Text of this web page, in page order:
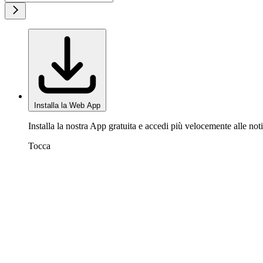
Installa la Web App
Installa la nostra App gratuita e accedi più velocemente alle
Tocca